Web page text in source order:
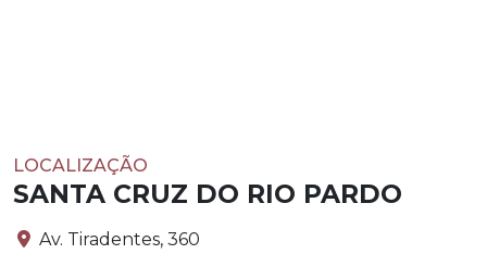
LOCALIZAÇÃO
SANTA CRUZ DO RIO PARDO
Av. Tiradentes, 360